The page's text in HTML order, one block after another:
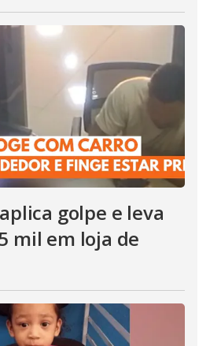
golpe e leva
mil em loja de